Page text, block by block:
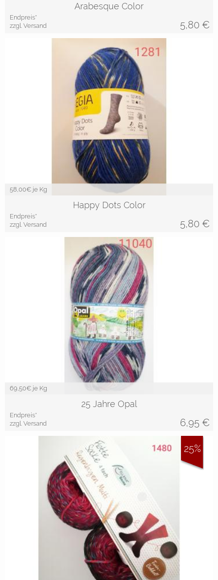
Arabesque Color
Endpreis*
zzgl. Versand
5,80 €
58,00€ je Kg
Happy Dots Color
Endpreis*
zzgl. Versand
5,80 €
69,50€ je Kg
25 Jahre Opal
Endpreis*
zzgl. Versand
6,95 €
25%